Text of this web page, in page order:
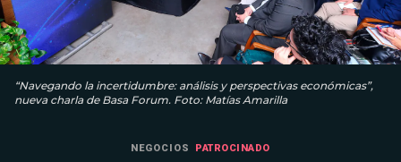
“Navegando la incertidumbre: análisis y perspectivas económicas”,
nueva charla de Basa Forum. Foto: Matías Amarilla
NEGOCIOS PATROCINADO